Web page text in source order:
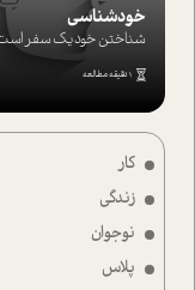
کار
زندگی
نوجوان
پلاس
خودشناسی
شناختن خود یک سفر
1 دقیقه مطالعه